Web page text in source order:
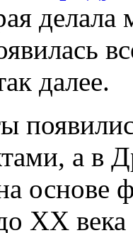
делала
далее.
а в
основе
ХХ века